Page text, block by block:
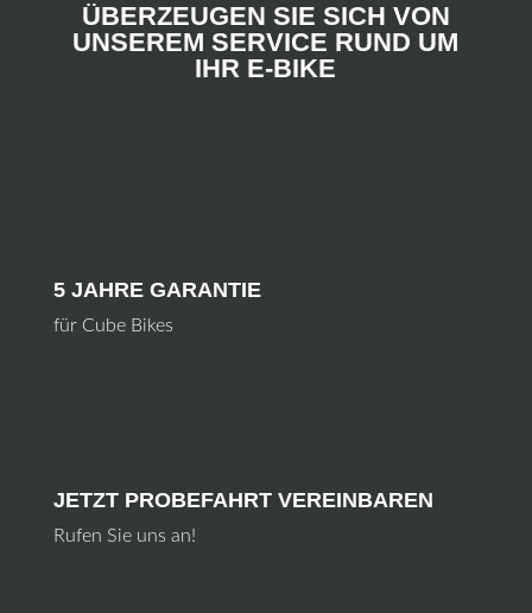
ÜBERZEUGEN SIE SICH VON
UNSEREM SERVICE RUND UM
IHR E-BIKE
5 JAHRE GARANTIE
für Cube Bikes
JETZT PROBEFAHRT VEREINBAREN
Rufen Sie uns an!